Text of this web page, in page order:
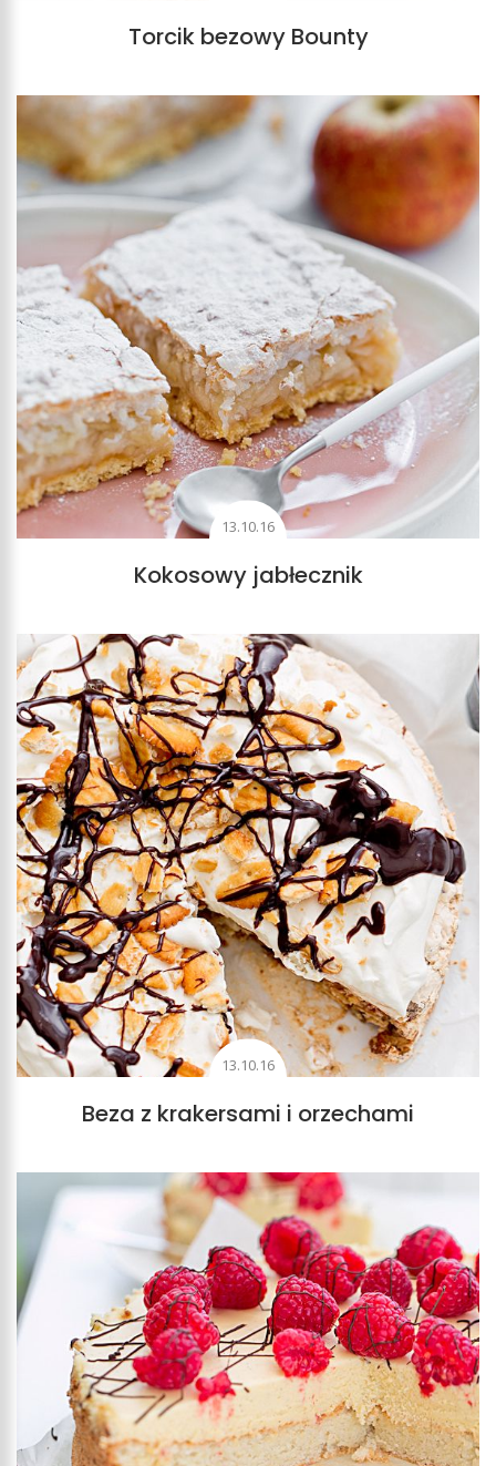
Torcik bezowy Bounty
13.10.16
Kokosowy jabłecznik
13.10.16
Beza z krakersami i orzechami